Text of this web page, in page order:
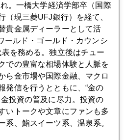
。一橋大学経済学部卒（国際
（現三菱UFJ銀行）を経て、
貴金属ディーラーとして活
ールド・ゴールド・カウンシ
を務める。独立後はチュー
での豊富な相場体験と人脈を
ら金市場や国際金融、マクロ
発信を行うとともに、“金の
投資の普及に尽力。投資の
いトークや文章にファンも多
系、鮨スイーツ系、温泉系。